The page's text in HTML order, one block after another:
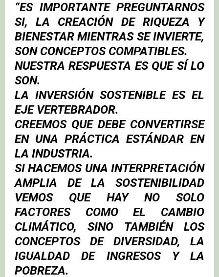
“ES IMPORTANTE PREGUNTARNOS
SI, LA CREACIÓN DE RIQUEZA Y
BIENESTAR MIENTRAS SE INVIERTE,
SON CONCEPTOS COMPATIBLES.
NUESTRA RESPUESTA ES QUE SÍ LO
SON.
LA INVERSIÓN SOSTENIBLE ES EL
EJE VERTEBRADOR.
CREEMOS QUE DEBE CONVERTIRSE
EN UNA PRÁCTICA ESTÁNDAR EN
LA INDUSTRIA.
SI HACEMOS UNA INTERPRETACIÓN
AMPLIA DE LA SOSTENIBILIDAD
VEMOS QUE HAY NO SOLO
FACTORES COMO EL CAMBIO
CLIMÁTICO, SINO TAMBIÉN LOS
CONCEPTOS DE DIVERSIDAD, LA
IGUALDAD DE INGRESOS Y LA
POBREZA.